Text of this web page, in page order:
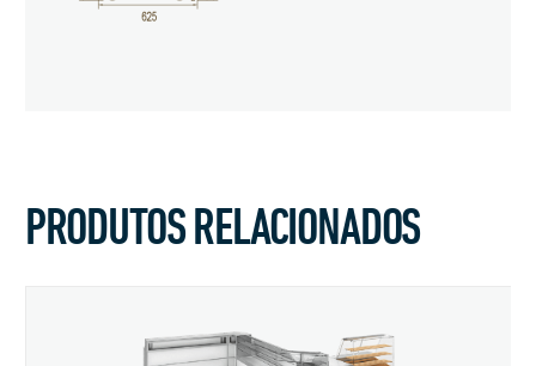
PRODUTOS RELACIONADOS